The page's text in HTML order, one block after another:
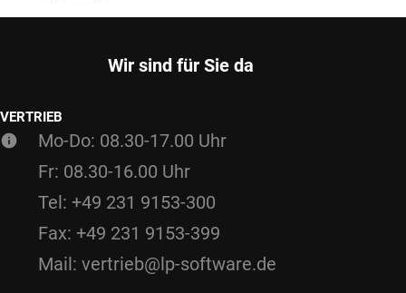
Wir sind für Sie da
VERTRIEB
Mo-Do: 08.30-17.00 Uhr
Fr: 08.30-16.00 Uhr
Tel: +49 231 9153-300
Fax: +49 231 9153-399
Mail: vertrieb@lp-software.de